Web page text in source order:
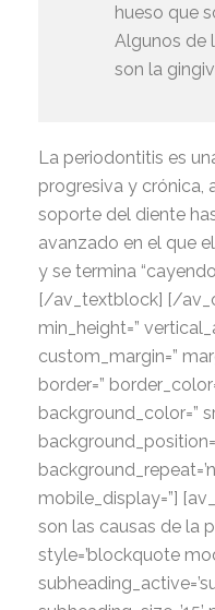
hueso que
Algunos de
son la
La periodontitis es
progresiva y crónica,
soporte del diente
avanzado en el que
y se termina
[/av_textblock] [/
min_height=”
custom_margin=”
border=”
background_color=”
mobile_display=”]
son las causas de la
style=’blockquote